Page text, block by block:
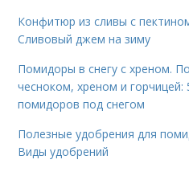
Конфитюр из сливы с
Сливовый джем на зиму
Помидоры в снегу с хреном.
чесноком, хреном и горчицей:
помидоров под снегом
Полезные удобрения для
Виды удобрений